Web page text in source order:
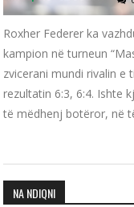
Roxher Federer ka
kampion në turneun
zvicerani mundi rivalin e
rezultatin 6:3, 6:4. Ishte
të mëdhenj botëror, në
NA NDIQNI